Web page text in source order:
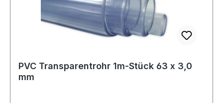
PVC Transparentrohr 1m-Stück 63 x 3,0
mm